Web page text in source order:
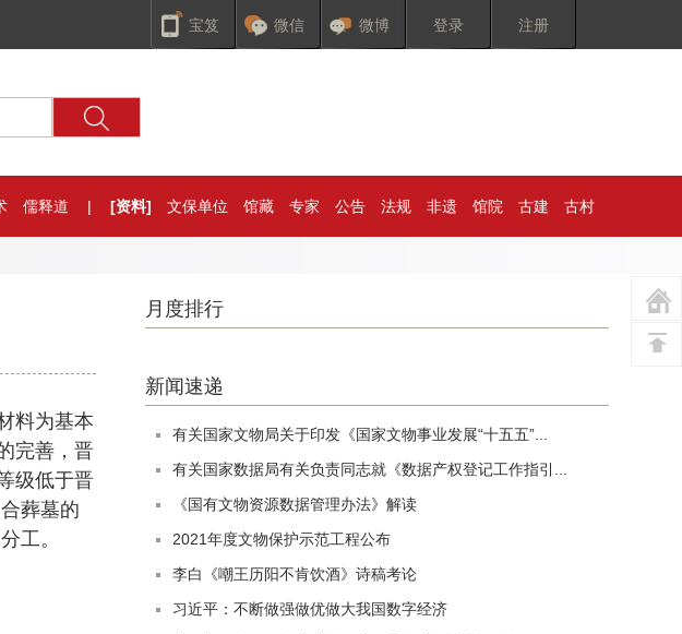
宝笈 微信 微博 登录 注册
儒释道 | [资料] 文保单位 馆藏 专家 公告 法规 非遗 馆院 古建 古村
料为基本
完善，晋
级低于晋
葬墓的
工。
月度排行
新闻速递
有关国家文物局关于印发《国家文物事业发展“十五五”...
有关国家数据局有关负责同志就《数据产权登记工作指引...
《国有文物资源数据管理办法》解读
2021年度文物保护示范工程公布
李白《嘲王历阳不肯饮酒》诗稿考论
习近平：不断做强做优做大我国数字经济